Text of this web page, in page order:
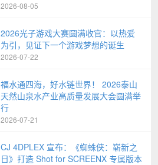
2026-08-05
2026光子游戏大赛圆满收官：以热爱
为引，见证下一个游戏梦想的诞生
2026-07-22
福水通四海，好水链世界！ 2026泰山
天然山泉水产业高质量发展大会圆满举
行
2026-07-21
CJ 4DPLEX 宣布：《蜘蛛侠：崭新之
日》打造 Shot for SCREENX 专属版本